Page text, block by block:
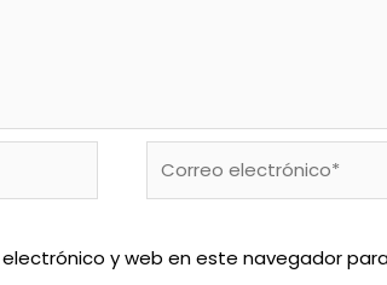
electrónico*
y web en este navegador